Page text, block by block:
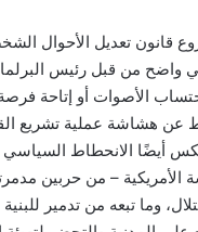
قانون تعديل الأحوال
واضح من قبل رئيس
الأصوات أو إتاحة
عن هشاشة عملية تشريع
أيضًا الانحطاط السياسي
الأمريكية – من حربين
وما تبعه من تدمير للبنية